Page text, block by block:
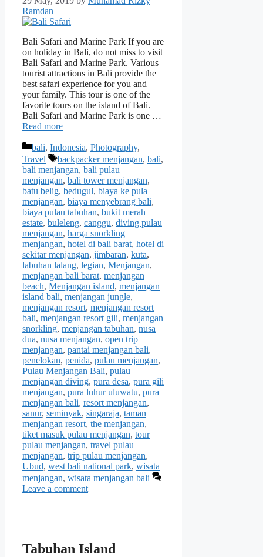
Ramdan
Bali Safari and Marine Park If you are
on holiday in Bali, do not miss to visit
Bali Safari and Marine Park. Various
tourist attractions in Bali provide the
best safari experience for you and
your family. This tour is one of the
favorite tours on the island of Bali.
Bali Safari and Marine Park is one …
Read more
Categories
bali, Indonesia, Photography,
Travel
Tags
backpacker menjangan, bali,
bali menjangan, bali pulau
menjangan, bali tower menjangan,
batu belig, bedugul, biaya ke pula
menjangan, biaya menyebrang bali,
biaya pulau tabuhan, bukit merah
estate, buleleng, canggu, diving pulau
menjangan, harga snorkling
menjangan, hotel di bali barat, hotel di
sekitar menjangan, jimbaran, kuta,
labuhan lalang, legian, Menjangan,
menjangan bali barat, menjangan
beach, Menjangan island, menjangan
island bali, menjangan jungle,
menjangan resort, menjangan resort
bali, menjangan resort gili, menjangan
snorkling, menjangan tabuhan, nusa
dua, nusa menjangan, open trip
menjangan, pantai menjangan bali,
penelokan, penida, pulau menjangan,
Pulau Menjangan Bali, pulau
menjangan diving, pura desa, pura gili
menjangan, pura luhur uluwatu, pura
menjangan bali, resort menjangan,
sanur, seminyak, singaraja, taman
menjangan resort, the menjangan,
tiket masuk pulau menjangan, tour
pulau menjangan, travel pulau
menjangan, trip pulau menjangan,
Ubud, west bali national park, wisata
menjangan, wisata menjangan bali
Leave a comment
Tabuhan Island